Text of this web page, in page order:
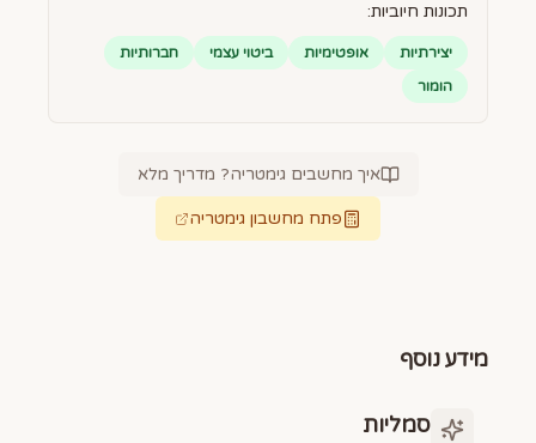
תכונות חיוביות:
יצירתיות אופטימיות ביטוי עצמי
חברותיות
הומור
איך מחשבים גימטריה? מדריך מלא
פתח מחשבון גימטריה
מידע נוסף
סמליות